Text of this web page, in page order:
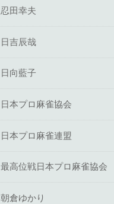
忍田幸夫
日吉辰哉
日向藍子
日本プロ麻雀協会
日本プロ麻雀連盟
最高位戦日本プロ麻雀協会
朝倉ゆかり